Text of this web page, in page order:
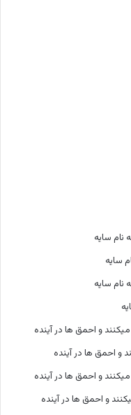
نام سایه
سایه
نام سایه
و احمق ها در آینده
و احمق ها در آینده
و احمق ها در آینده
و احمق ها در آینده